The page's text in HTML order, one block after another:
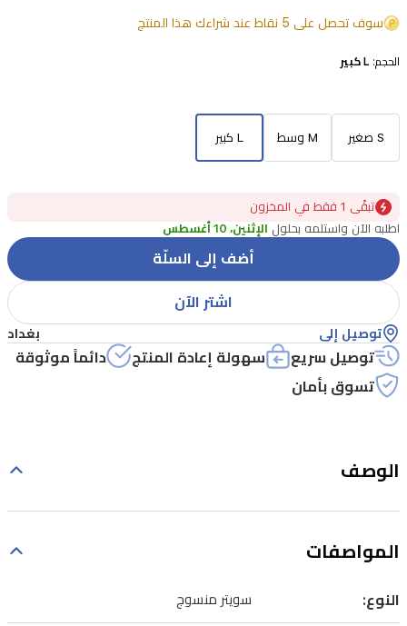
سوف تحصل على 5 نقاط عند شراءك هذا المنتج
الحجم: L كبير
S صغير M وسط L كبير
تبقًى 1 فقط في المخزون
اطلبه الآن واستلمه بحلول الإثنين، 10 أغسطس
أضف إلى السلّة
اشتر الآن
توصيل إلى بغداد
توصيل سريع سهولة إعادة المنتج
دائماً موثوقة
تسوق بأمان
الوصف
المواصفات
النوع: سويتر منسوج